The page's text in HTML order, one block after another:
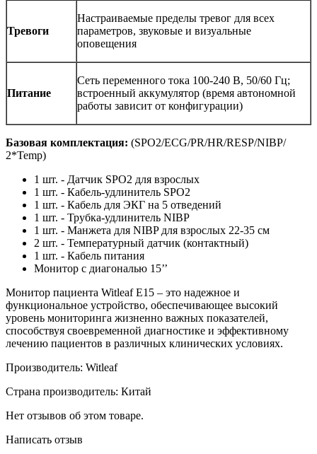
Тревоги
Настраиваемые пределы тревог для всех
параметров, звуковые и визуальные
оповещения
Питание
Сеть переменного тока 100-240 В, 50/60 Гц;
встроенный аккумулятор (время автономной
работы зависит от конфигурации)
Базовая комплектация: (SPO2/ECG/PR/HR/RESP/NIBP/
2*Temp)
1 шт. - Датчик SPO2 для взрослых
1 шт. - Кабель-удлинитель SPO2
1 шт. - Кабель для ЭКГ на 5 отведений
1 шт. - Трубка-удлинитель NIBP
1 шт. - Манжета для NIBP для взрослых 22-35 см
2 шт. - Температурный датчик (контактный)
1 шт. - Кабель питания
Монитор с диагональю 15’’
Монитор пациента Witleaf E15 – это надежное и
функциональное устройство, обеспечивающее высокий
уровень мониторинга жизненно важных показателей,
способствуя своевременной диагностике и эффективному
лечению пациентов в различных клинических условиях.
Производитель: Witleaf
Страна производитель: Китай
Нет отзывов об этом товаре.
Написать отзыв